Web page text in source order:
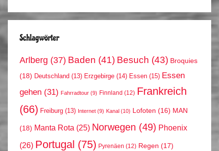
Schlagwörter
Arlberg (37) Baden (41) Besuch (43) Broquies
(18) Deutschland (13) Erzgebirge (14) Essen (15) Essen
gehen (31) Fahrradtour (9) Finnland (12) Frankreich
(66) Freiburg (13) Internet (9) Kanal (10) Lofoten (16) MAN
(18) Manta Rota (25) Norwegen (49) Phoenix
(26) Portugal (75) Pyrenäen (12) Regen (17)